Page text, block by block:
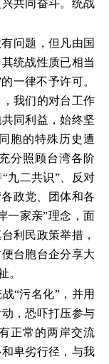
共同奋斗。统战
问题，但凡由国
统战性质已相当
一律不予许可。
我们的对台工作
同利益，始终坚
胞的特殊历史遭
分照顾台湾各阶
九二共识”、反对
政党、团体和各
一家亲”理念，面
利民政策举措，
台胞台企分享大
。
“污名化”，并用
，恐吓打压参与
正常的两岸交流
卑劣行径，与我